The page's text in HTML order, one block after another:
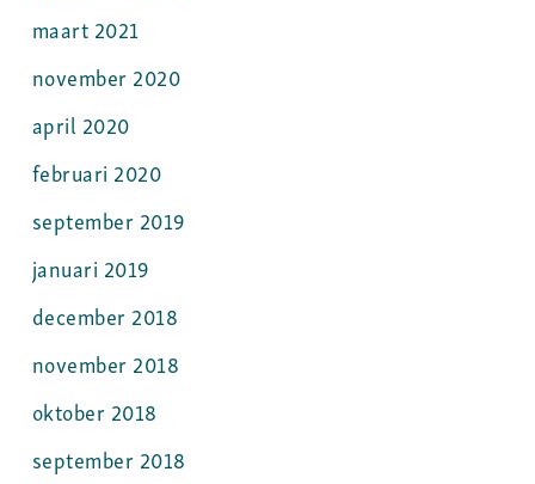
maart 2021
november 2020
april 2020
februari 2020
september 2019
januari 2019
december 2018
november 2018
oktober 2018
september 2018